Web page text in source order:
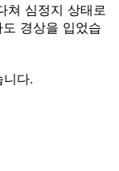
쳐 심정지 상태로
경상을 입었습
다.